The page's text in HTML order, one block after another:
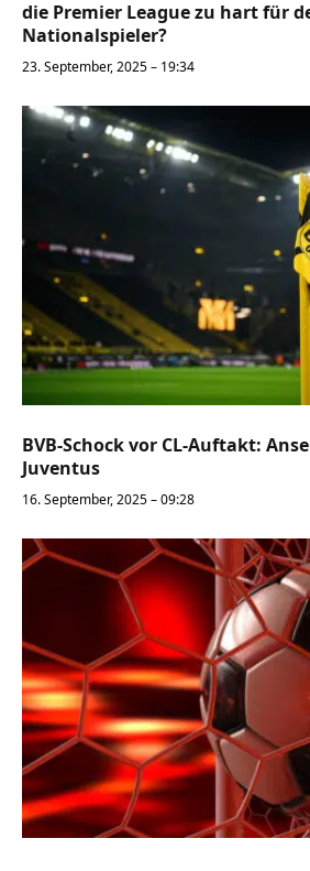
die Premier League zu hart für
Nationalspieler?
23. September, 2025 – 19:34
BVB-Schock vor CL-Auftakt:
Juventus
16. September, 2025 – 09:28